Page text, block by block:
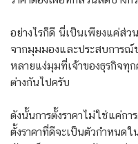
อย่างไรก็ดี นี่เป็นเพียงแค่ส่ว
จากมุมมองและประสบการณ์
หลายแง่มุมที่เจ้าของธุรกิจทุ
ต่างกันไปครับ
ดังนั้นการตั้งราคาไม่ใช่แค่กา
ตั้งราคาที่ดีจะเป็นตัวกำหนด